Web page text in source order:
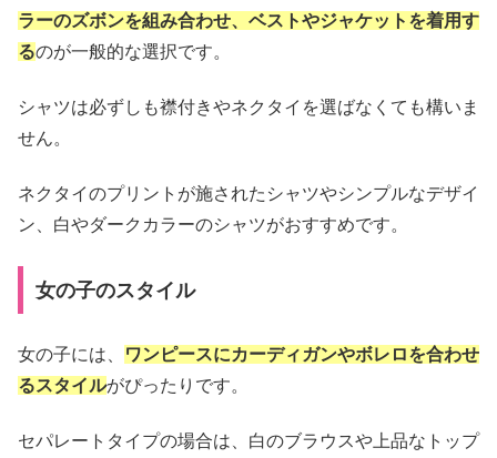
ラーのズボンを組み合わせ、ベストやジャケットを着用す
るのが一般的な選択です。
シャツは必ずしも襟付きやネクタイを選ばなくても構いま
せん。
ネクタイのプリントが施されたシャツやシンプルなデザイ
ン、白やダークカラーのシャツがおすすめです。
女の子のスタイル
女の子には、
ワンピースにカーディガンやボレロを合わせ
るスタイルがぴったりです。
セパレートタイプの場合は、白のブラウスや上品なトップ